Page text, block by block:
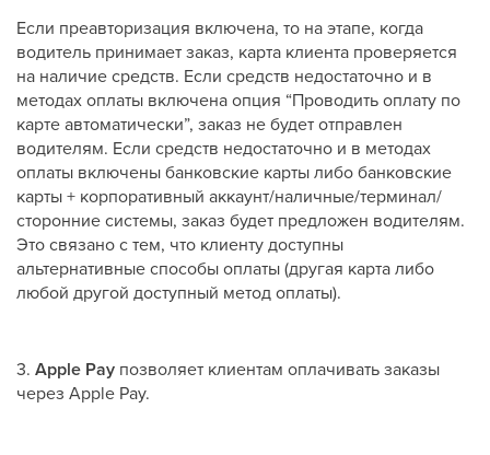
Если преавторизация включена, то на этапе, когда
водитель принимает заказ, карта клиента проверяется
на наличие средств. Если средств недостаточно и в
методах оплаты включена опция “Проводить оплату по
карте автоматически”, заказ не будет отправлен
водителям. Если средств недостаточно и в методах
оплаты включены банковские карты либо банковские
карты + корпоративный аккаунт/наличные/терминал/
сторонние системы, заказ будет предложен водителям.
Это связано с тем, что клиенту доступны
альтернативные способы оплаты (другая карта либо
любой другой доступный метод оплаты).
3. Apple Pay позволяет клиентам оплачивать заказы
через Apple Pay.